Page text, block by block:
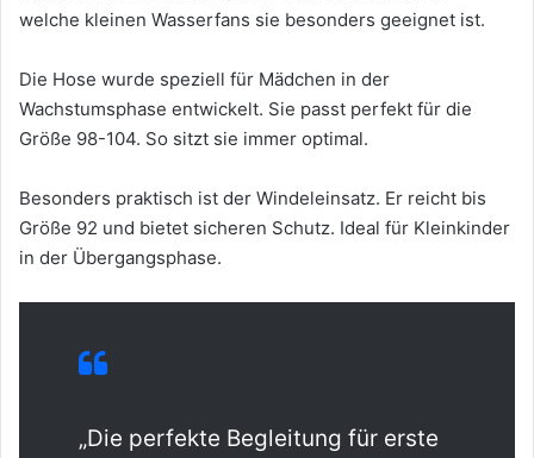
welche kleinen Wasserfans sie besonders geeignet ist.
Die Hose wurde speziell für Mädchen in der
Wachstumsphase entwickelt. Sie passt perfekt für die
Größe 98-104. So sitzt sie immer optimal.
Besonders praktisch ist der Windeleinsatz. Er reicht bis
Größe 92 und bietet sicheren Schutz. Ideal für Kleinkinder
in der Übergangsphase.
„Die perfekte Begleitung für erste